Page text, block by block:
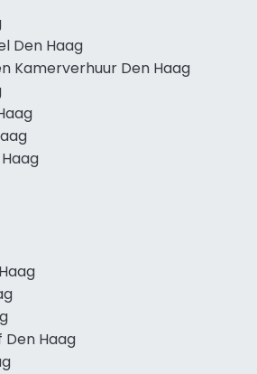
Den Haag
Kamerverhuur Den Haag
Haag